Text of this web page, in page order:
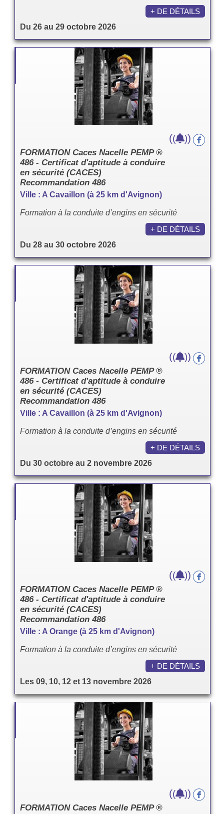
Du 26 au 29 octobre 2026
+ DE DÉTAILS
FORMATION Caces Nacelle PEMP ®
486 - Certificat d'aptitude à conduire
en sécurité (CACES)
Recommandation 486
Ville : A Cavaillon (à 25 km d'Avignon)
Formation à la conduite d’engins en sécurité
Du 28 au 30 octobre 2026
(( ))
+ DE DÉTAILS
FORMATION Caces Nacelle PEMP ®
486 - Certificat d'aptitude à conduire
en sécurité (CACES)
Recommandation 486
Ville : A Cavaillon (à 25 km d'Avignon)
Formation à la conduite d’engins en sécurité
Du 30 octobre au 2 novembre 2026
(( ))
+ DE DÉTAILS
FORMATION Caces Nacelle PEMP ®
486 - Certificat d'aptitude à conduire
en sécurité (CACES)
Recommandation 486
Ville : A Orange (à 25 km d'Avignon)
Formation à la conduite d’engins en sécurité
Les 09, 10, 12 et 13 novembre 2026
(( ))
+ DE DÉTAILS
FORMATION Caces Nacelle PEMP ®
(( ))